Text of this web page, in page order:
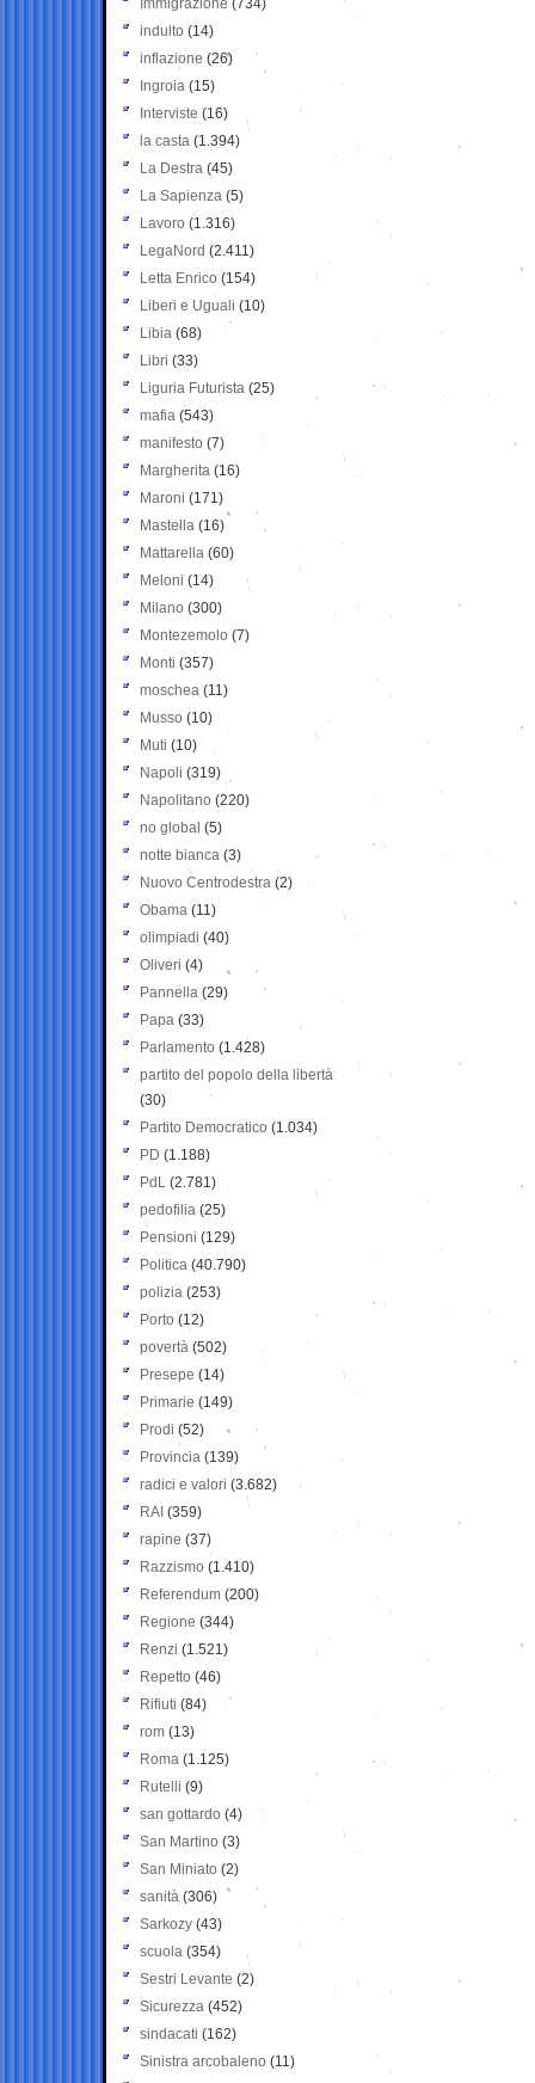
Immigrazione (734)
indulto (14)
inflazione (26)
Ingroia (15)
Interviste (16)
la casta (1.394)
La Destra (45)
La Sapienza (5)
Lavoro (1.316)
LegaNord (2.411)
Letta Enrico (154)
Liberi e Uguali (10)
Libia (68)
Libri (33)
Liguria Futurista (25)
mafia (543)
manifesto (7)
Margherita (16)
Maroni (171)
Mastella (16)
Mattarella (60)
Meloni (14)
Milano (300)
Montezemolo (7)
Monti (357)
moschea (11)
Musso (10)
Muti (10)
Napoli (319)
Napolitano (220)
no global (5)
notte bianca (3)
Nuovo Centrodestra (2)
Obama (11)
olimpiadi (40)
Oliveri (4)
Pannella (29)
Papa (33)
Parlamento (1.428)
partito del popolo della libertà
(30)
Partito Democratico (1.034)
PD (1.188)
PdL (2.781)
pedofilia (25)
Pensioni (129)
Politica (40.790)
polizia (253)
Porto (12)
povertà (502)
Presepe (14)
Primarie (149)
Prodi (52)
Provincia (139)
radici e valori (3.682)
RAI (359)
rapine (37)
Razzismo (1.410)
Referendum (200)
Regione (344)
Renzi (1.521)
Repetto (46)
Rifiuti (84)
rom (13)
Roma (1.125)
Rutelli (9)
san gottardo (4)
San Martino (3)
San Miniato (2)
sanità (306)
Sarkozy (43)
scuola (354)
Sestri Levante (2)
Sicurezza (452)
sindacati (162)
Sinistra arcobaleno (11)